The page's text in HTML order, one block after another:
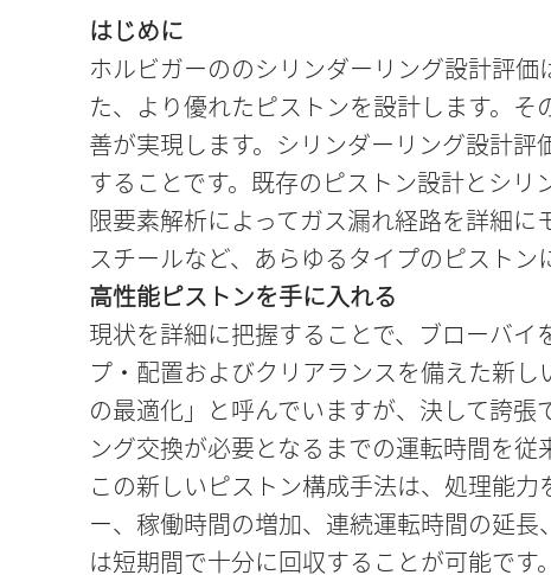
はじめに
ホルビガーののシリンダーリング設計評
た、より優れたピストンを設計します。
善が実現します。シリンダーリング設計
することです。既存のピストン設計とシ
限要素解析によってガス漏れ経路を詳細に
スチールなど、あらゆるタイプのピストン
高性能ピストンを手に入れる
現状を詳細に把握することで、ブローバ
プ・配置およびクリアランスを備えた新
の最適化」と呼んでいますが、決して誇
ング交換が必要となるまでの運転時間を
この新しいピストン構成手法は、処理能
ー、稼働時間の増加、連続運転時間の延
は短期間で十分に回収することが可能です。